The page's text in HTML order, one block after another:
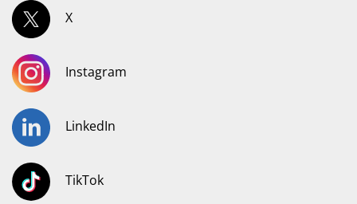
X
Instagram
LinkedIn
TikTok